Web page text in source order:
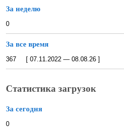
За неделю
0
За все время
367 [ 07.11.2022 — 08.08.26 ]
Статистика загрузок
За сегодня
0